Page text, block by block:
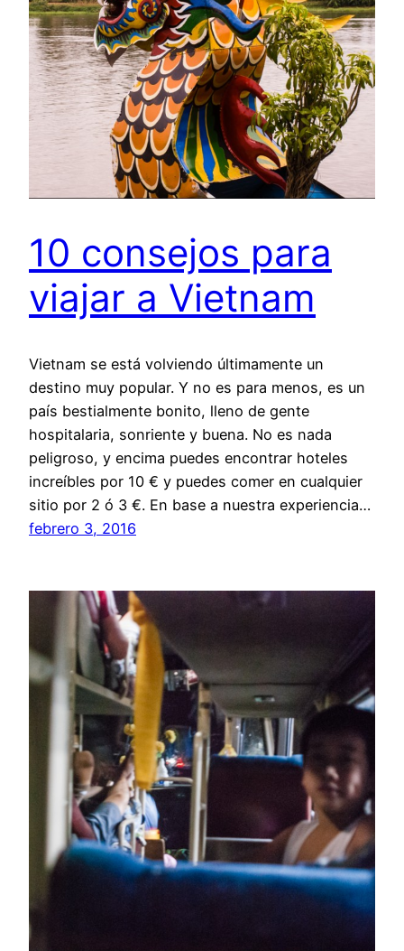
10 consejos para
viajar a Vietnam
Vietnam se está volviendo últimamente un
destino muy popular. Y no es para menos, es un
país bestialmente bonito, lleno de gente
hospitalaria, sonriente y buena. No es nada
peligroso, y encima puedes encontrar hoteles
increíbles por 10 € y puedes comer en cualquier
sitio por 2 ó 3 €. En base a nuestra experiencia…
febrero 3, 2016